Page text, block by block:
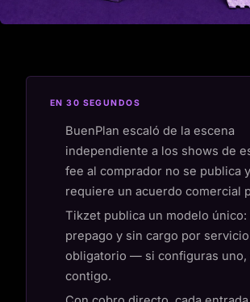
EN 30 SEGUNDOS
BuenPlan escaló de la escena
independiente a los shows de
fee al comprador no se publica
requiere un acuerdo comercial
Tikzet publica un modelo
prepago y sin cargo por servicio
obligatorio — si configuras uno,
contigo.